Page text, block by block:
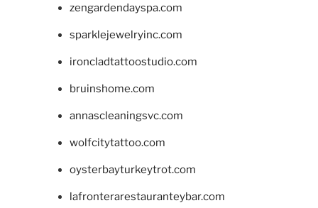
zengardendayspa.com
sparklejewelryinc.com
ironcladtattoostudio.com
bruinshome.com
annascleaningsvc.com
wolfcitytattoo.com
oysterbayturkeytrot.com
lafronterarestauranteybar.com